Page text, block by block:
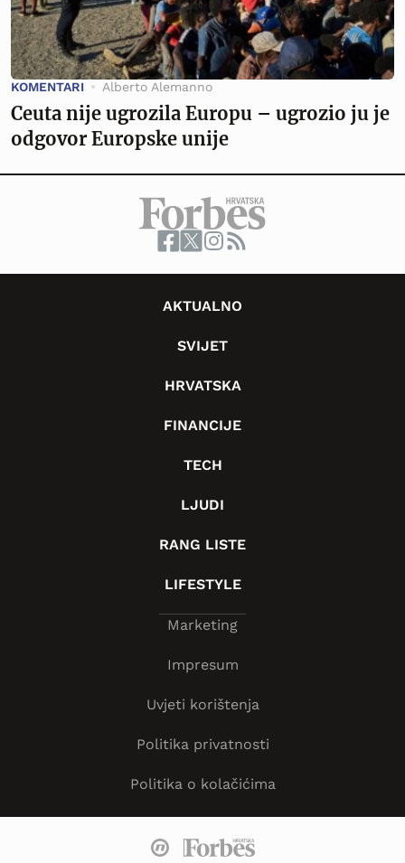
KOMENTARI Alberto Alemanno
Ceuta nije ugrozila Europu – ugrozio ju je
odgovor Europske unije
AKTUALNO
SVIJET
HRVATSKA
FINANCIJE
TECH
LJUDI
RANG LISTE
LIFESTYLE
Marketing
Impresum
Uvjeti korištenja
Politika privatnosti
Politika o kolačićima